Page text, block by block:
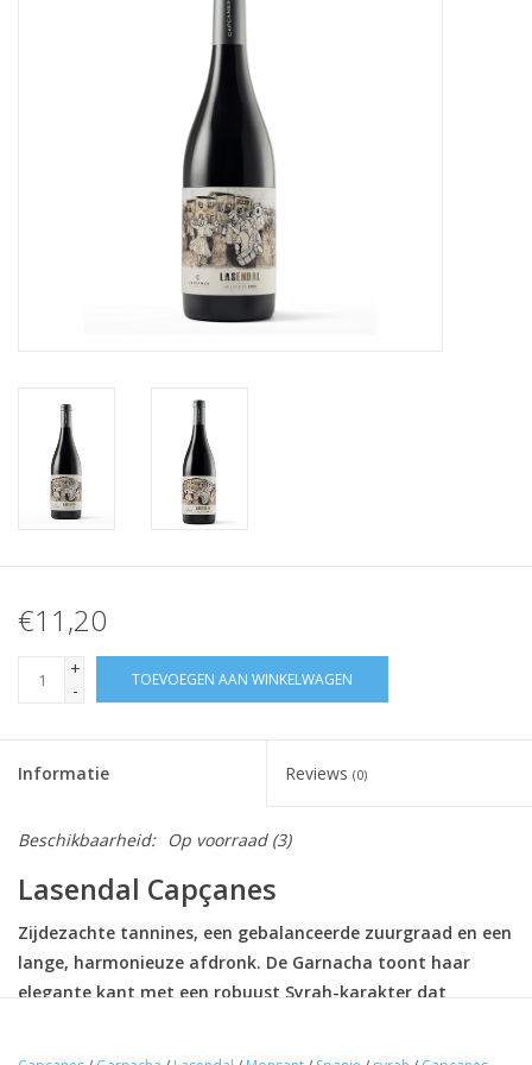
€11,20
+
-
TOEVOEGEN AAN WINKELWAGEN
Informatie Reviews (0)
Beschikbaarheid: Op voorraad(3)
Lasendal Capçanes
Zijdezachte tannines, een gebalanceerde zuurgraad en een
lange, harmonieuze afdronk. De Garnacha toont haar
elegante kant met een robuust Syrah-karakter dat